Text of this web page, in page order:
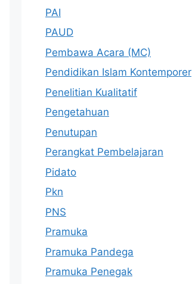
PAI
PAUD
Pembawa Acara (MC)
Pendidikan Islam Kontemporer
Penelitian Kualitatif
Pengetahuan
Penutupan
Perangkat Pembelajaran
Pidato
Pkn
PNS
Pramuka
Pramuka Pandega
Pramuka Penegak